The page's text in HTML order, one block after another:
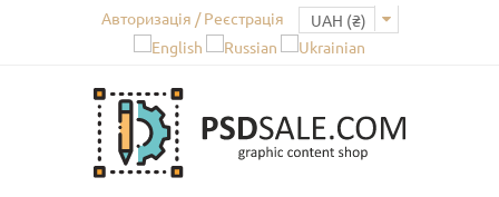
Авторизація / Реєстрація